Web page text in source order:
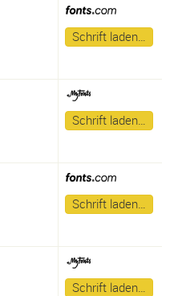
Schrift laden…
Schrift laden…
Schrift laden…
Schrift laden…